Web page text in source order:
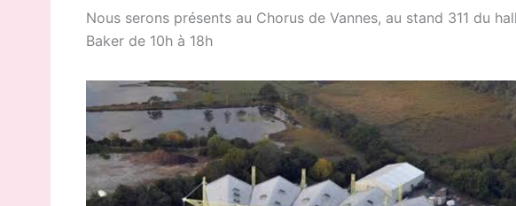
Nous serons présents au Chorus de Vannes, au stand 311 du
Baker de 10h à 18h